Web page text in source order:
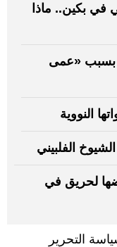
بكين.. ماذا
بسبب «عمى
النووية
الفلبيني
لحريق في
التحرير